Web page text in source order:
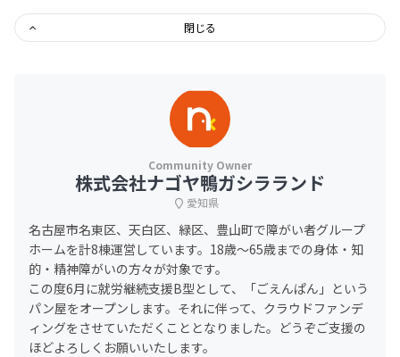
閉じる
株式会社ナゴヤ鴨ガシラランド
愛知県
名古屋市名東区、天白区、緑区、豊山町で障がい者グループ
ホームを計8棟運営しています。18歳〜65歳までの身体・知
的・精神障がいの方々が対象です。
この度6月に就労継続支援B型として、「ごえんぱん」という
パン屋をオープンします。それに伴って、クラウドファンデ
ィングをさせていただくこととなりました。どうぞご支援の
ほどよろしくお願いいたします。